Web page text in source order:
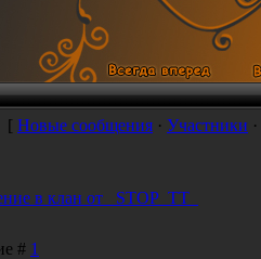
[ Новые сообщения · Участники ·
в клан от _STOP_TT_
# 1